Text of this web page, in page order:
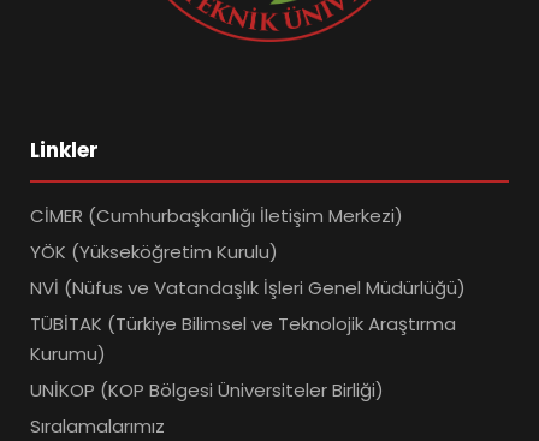
Linkler
CİMER (Cumhurbaşkanlığı İletişim Merkezi)
YÖK (Yükseköğretim Kurulu)
NVİ (Nüfus ve Vatandaşlık İşleri Genel Müdürlüğü)
TÜBİTAK (Türkiye Bilimsel ve Teknolojik Araştırma
Kurumu)
UNİKOP (KOP Bölgesi Üniversiteler Birliği)
Sıralamalarımız